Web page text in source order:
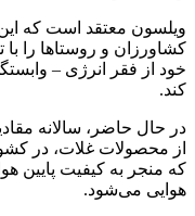
ویلسون معتقد است که این
کشاورزان و روستاها را
خود از فقر انرژی –
کند.
در حال حاضر، سالانه
از محصولات غلات، در
که منجر به کیفیت پایین
هوایی می‌شود.